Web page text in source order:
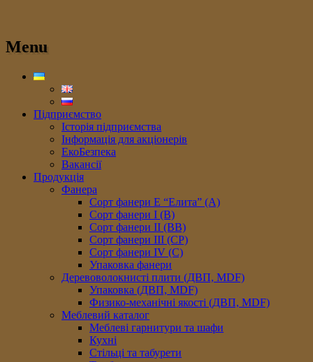
Menu
Підприємство
Історія підприємства
Інформація для акціонерів
ЕкоБезпека
Вакансії
Продукція
Фанера
Сорт фанери E “Елита” (A)
Сорт фанери I (В)
Сорт фанери II (ВB)
Сорт фанери III (CP)
Сорт фанери IV (C)
Упаковка фанери
Деревоволокнисті плити (ДВП, MDF)
Упаковка (ДВП, MDF)
Физико-механічні якості (ДВП, MDF)
Меблевий каталог
Меблеві гарнитури та шафи
Кухні
Стільці та табурети